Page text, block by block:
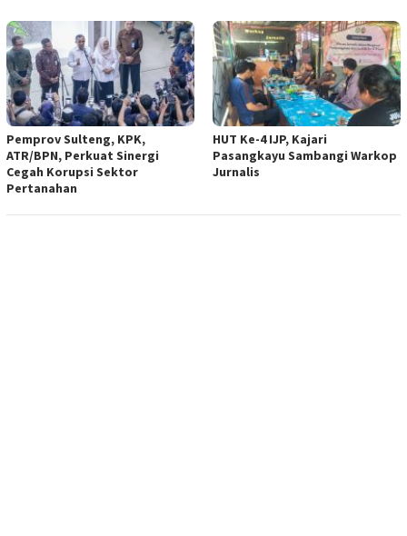
Pemprov Sulteng, KPK,
ATR/BPN, Perkuat Sinergi
Cegah Korupsi Sektor
Pertanahan
HUT Ke-4 IJP, Kajari
Pasangkayu Sambangi Warkop
Jurnalis